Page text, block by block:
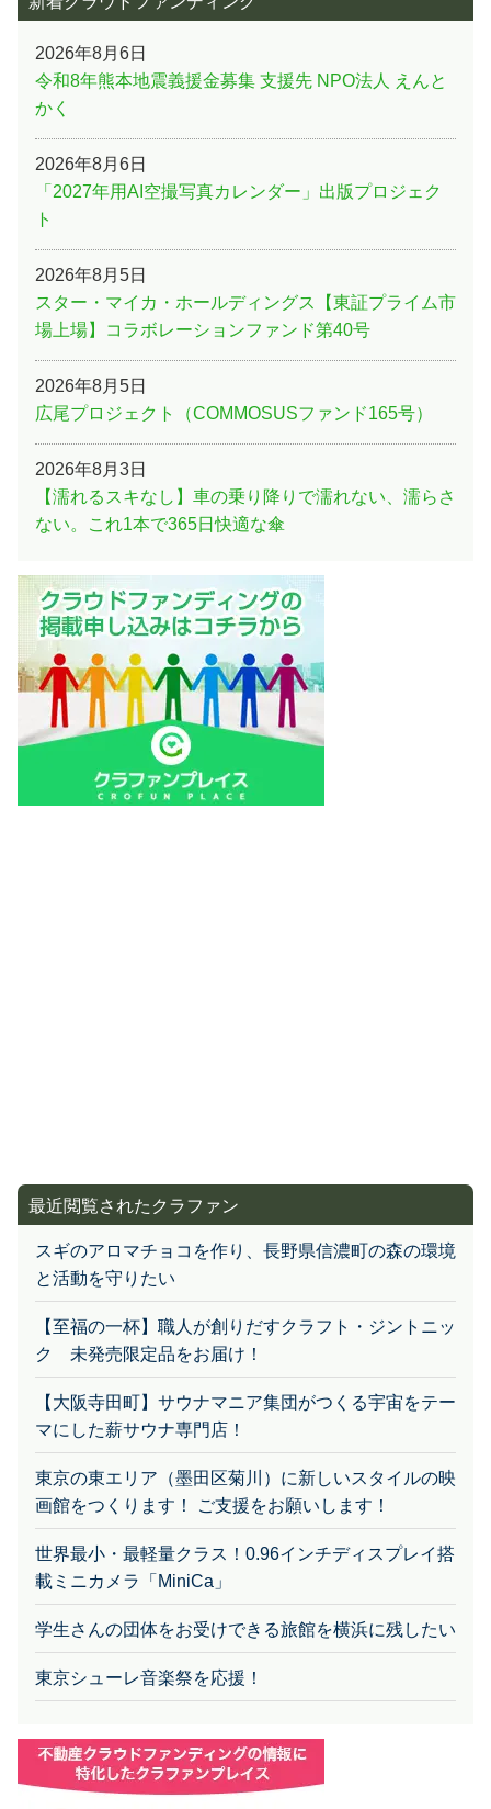
2026年8月6日
令和8年熊本地震義援金募集 支援先 NPO法人 えんと
かく
2026年8月6日
「2027年用AI空撮写真カレンダー」出版プロジェク
ト
2026年8月5日
スター・マイカ・ホールディングス【東証プライム市
場上場】コラボレーションファンド第40号
2026年8月5日
広尾プロジェクト（COMMOSUSファンド165号）
2026年8月3日
【濡れるスキなし】車の乗り降りで濡れない、濡らさ
ない。これ1本で365日快適な傘
最近閲覧されたクラファン
スギのアロマチョコを作り、長野県信濃町の森の環境
と活動を守りたい
【至福の一杯】職人が創りだすクラフト・ジントニッ
ク 未発売限定品をお届け！
【大阪寺田町】サウナマニア集団がつくる宇宙をテー
マにした薪サウナ専門店！
東京の東エリア（墨田区菊川）に新しいスタイルの映
画館をつくります！ ご支援をお願いします！
世界最小・最軽量クラス！0.96インチディスプレイ搭
載ミニカメラ「MiniCa」
学生さんの団体をお受けできる旅館を横浜に残したい
東京シューレ音楽祭を応援！